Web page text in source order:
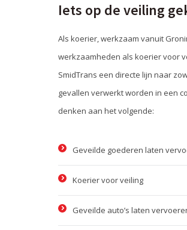
Iets op de veiling
Als koerier, werkzaam vanuit
werkzaamheden als koerier voor
SmidTrans een directe lijn naar
gevallen verwerkt worden in een
denken aan het volgende:
Geveilde goederen laten
Koerier voor veiling
Geveilde auto’s laten